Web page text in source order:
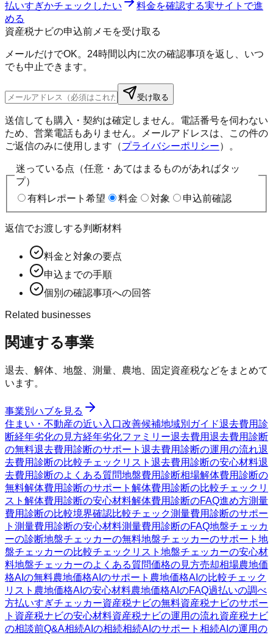
払いすぎかチェックしたい
料金を確認する実サイトで進
める
資産税ナビの申込前メモを受け取る
メールだけでOK。24時間以内に次の確認事項を返し、いつ
でも中止できます。
受け取る
送信しても購入・契約は確定しません。電話番号を伺わない
ため、営業電話もありません。メールアドレスは、この件の
ご返信のみに使用します（プライバシーポリシー）。
迷っている点（任意・あてはまるものがあればタッ
プ）
有料レポート希望
料金 対象 申込前確認
返信でお渡しする判断材料
料金と対象の要点
申込までの手順
個別の確認事項への回答
Related businesses
関連する事業
退去、解体、地盤、測量、農地、固定資産税などをまとめて
います。
事業別ハブを見る
住まい・不動産の近い入口改善候補地域別ガイド退去費用診
断経年劣化の見方経年劣化ファミリー退去費用退去費用診断
の無料退去費用診断のサポート 退去費用診断の運用の流れ退
去費用診断の比較チェックリスト 退去費用診断の安心材料退
去費用診断のよくある質問地盤費用診断相場解体費用診断の
無料解体費用診断のサポート 解体費用診断の比較チェックリ
スト 解体費用診断の安心材料解体費用診断のFAQ進め方測量
費用診断の比較境界確認比較チェック測量費用診断のサポー
ト 測量費用診断の安心材料測量費用診断のFAQ地盤チェッカ
ーの診断地盤チェッカーの無料地盤チェッカーのサポート 地
盤チェッカーの比較チェックリスト 地盤チェッカーの安心材
料地盤チェッカーのよくある質問価格の見方売却相場農地価
格AIの無料農地価格AIのサポート 農地価格AIの比較チェック
リスト 農地価格AIの安心材料農地価格AIのFAQ過払いの調べ
方払いすぎチェッカー資産税ナビの無料資産税ナビのサポー
ト 資産税ナビの安心材料資産税ナビの運用の流れ資産税ナビ
の相談前Q&A相続AIの相続相続AIのサポート 相続AIの運用の